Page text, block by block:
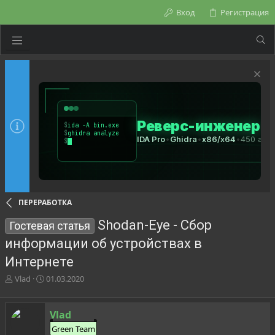
Вход Регистрация
ПЕРЕРАБОТКА
Гостевая статья
Shodan-Eye - Сбор
информации об устройствах в
Интернете
А
т
о
Vlad
Д
т
н
01.03.2020
Vlad
Green Team